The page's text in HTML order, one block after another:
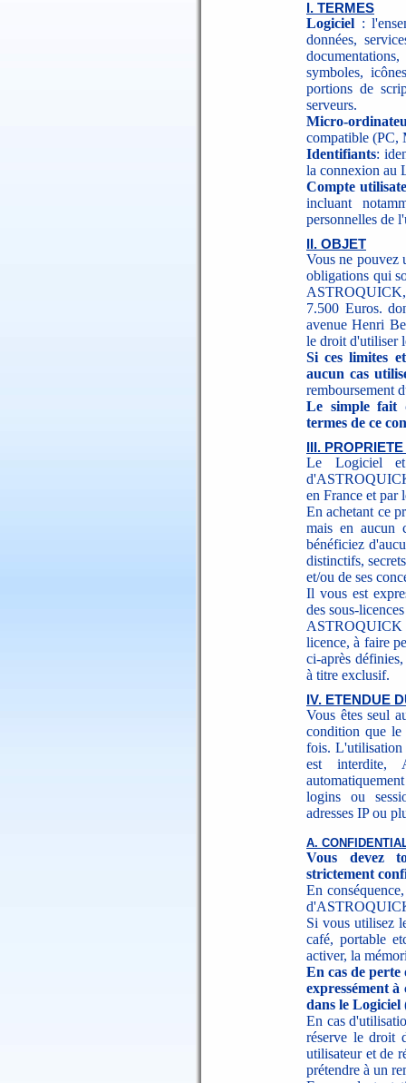
I. TERMES
Logiciel :
données,
symboles,
portions de
serveurs.
Micro-
compatible (PC,
Identifiants:
la connexion au
Compte
incluant
personnelles de
II. OBJET
Vous ne pouvez
obligations qui
ASTROQUICK,
7.500 Euros.
avenue Henri
le droit d'utiliser
Si ces limites
aucun cas
remboursement
Le simple fait
termes de ce
III.
Le Logiciel et
en France et par
En achetant ce
mais en aucun
bénéficiez
distinctifs,
et/ou de ses
Il vous est
des sous-
licence, à faire
ci-après
à titre exclusif.
IV. ETENDUE
Vous êtes seul
condition que
fois. L'utilisation
est interdite,
logins ou
adresses IP ou
A.
Vous devez
strictement
En
Si vous utilisez
café, portable
activer, la
En cas de perte
expressément
dans le
En cas
réserve le droit
utilisateur et de
prétendre à un